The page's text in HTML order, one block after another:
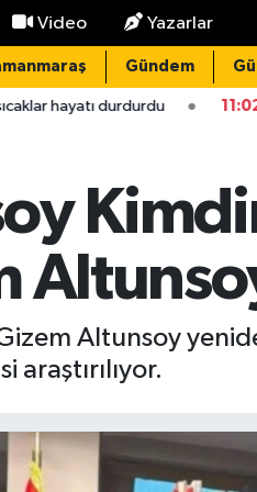
Video Yazarlar
Gündem
11:02
Altunsoy